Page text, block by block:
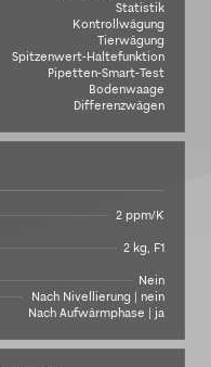
Statistik
Kontrollwägung
Tierwägung
Spitzenwert-Haltefunktion
Pipetten-Smart-Test
Bodenwaage
Differenzwägen
2 ppm/K
2 kg, F1
Nein
Nach Nivellierung | nein
Nach Aufwärmphase | ja